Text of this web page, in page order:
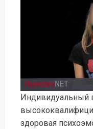
Индивидуальный
здоровая